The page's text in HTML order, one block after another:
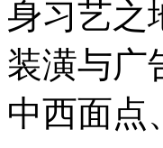
身习艺之
装潢与广
中西面点